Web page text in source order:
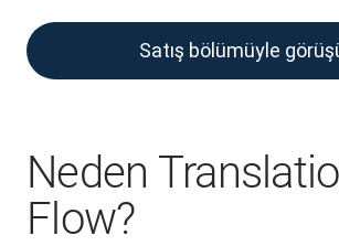
Satış bölümüyle
Neden
Flow?